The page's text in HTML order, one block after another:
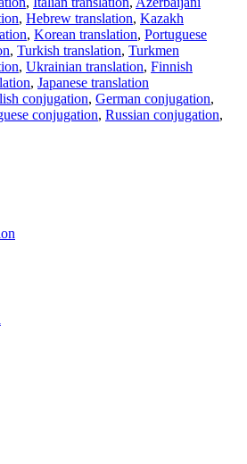
, Hebrew translation, Kazakh
, Korean translation, Portuguese
, Turkish translation, Turkmen
, Ukrainian translation, Finnish
, Japanese translation
conjugation, German conjugation,
conjugation, Russian conjugation,